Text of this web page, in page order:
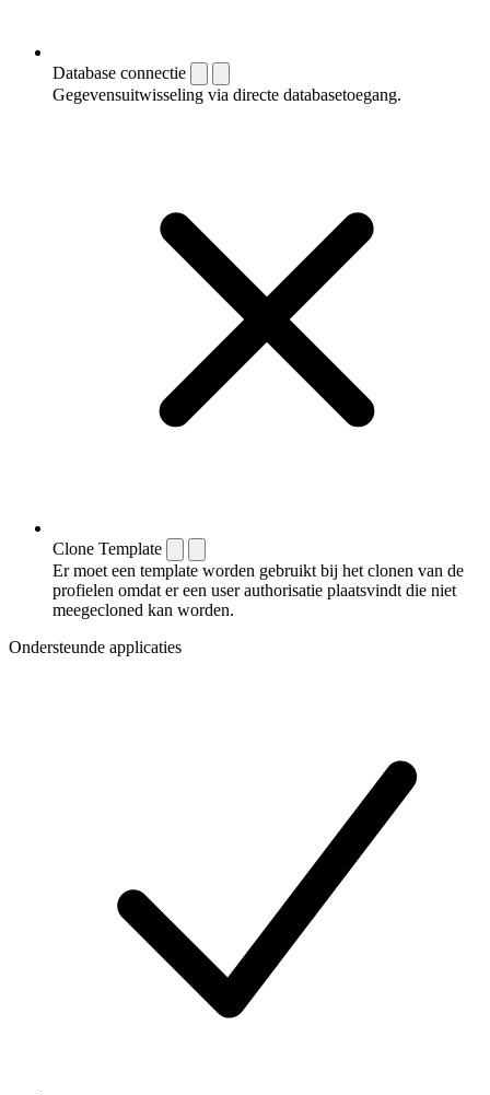
Database connectie
Gegevensuitwisseling via directe databasetoegang.
Clone Template
Er moet een template worden gebruikt bij het clonen van de
profielen omdat er een user authorisatie plaatsvindt die niet
meegecloned kan worden.
Ondersteunde applicaties